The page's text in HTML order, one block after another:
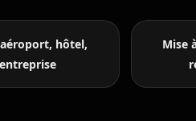
hôtel,
entreprise
Mise